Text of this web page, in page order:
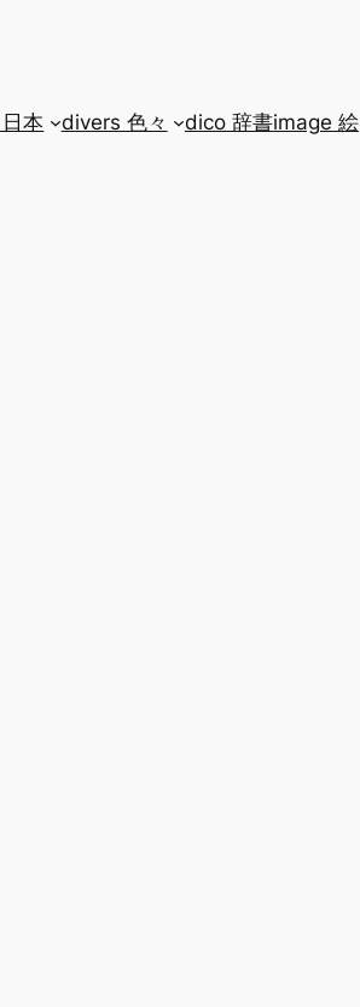
本 divers 色々 dico 辞書image 絵